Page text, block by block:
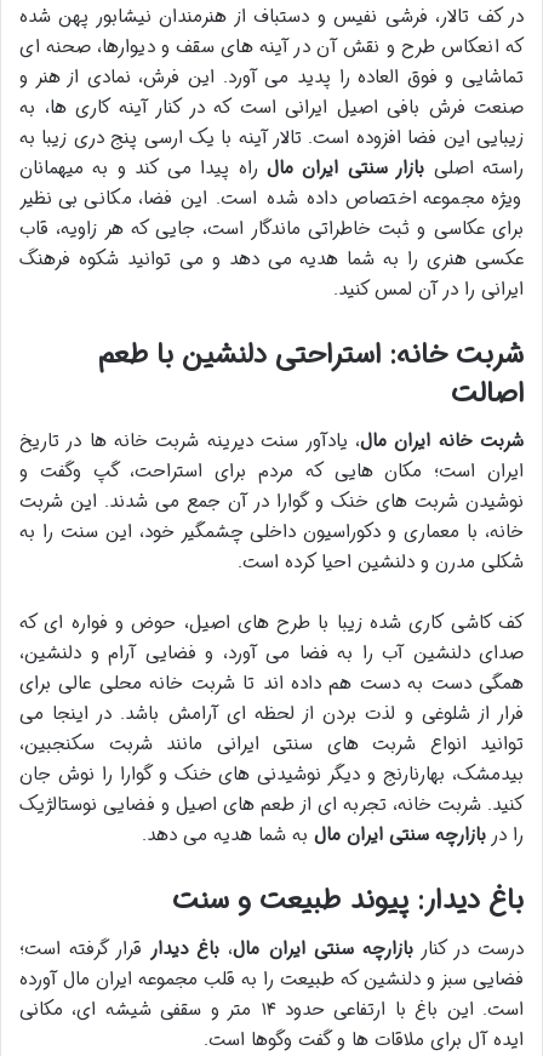
در کف تالار، فرشی نفیس و دستباف از هنرمندان نیشابور پهن شده
که انعکاس طرح و نقش آن در آینه های سقف و دیوارها، صحنه ای
تماشایی و فوق العاده را پدید می آورد. این فرش، نمادی از هنر و
صنعت فرش بافی اصیل ایرانی است که در کنار آینه کاری ها، به
زیبایی این فضا افزوده است. تالار آینه با یک ارسی پنج دری زیبا به
راسته اصلی بازار سنتی ایران مال راه پیدا می کند و به میهمانان
ویژه مجموعه اختصاص داده شده است. این فضا، مکانی بی نظیر
برای عکاسی و ثبت خاطراتی ماندگار است، جایی که هر زاویه، قاب
عکسی هنری را به شما هدیه می دهد و می توانید شکوه فرهنگ
ایرانی را در آن لمس کنید.
شربت خانه: استراحتی دلنشین با طعم
اصالت
شربت خانه ایران مال، یادآور سنت دیرینه شربت خانه ها در تاریخ
ایران است؛ مکان هایی که مردم برای استراحت، گپ وگفت و
نوشیدن شربت های خنک و گوارا در آن جمع می شدند. این شربت
خانه، با معماری و دکوراسیون داخلی چشمگیر خود، این سنت را به
شکلی مدرن و دلنشین احیا کرده است.
کف کاشی کاری شده زیبا با طرح های اصیل، حوض و فواره ای که
صدای دلنشین آب را به فضا می آورد، و فضایی آرام و دلنشین،
همگی دست به دست هم داده اند تا شربت خانه محلی عالی برای
فرار از شلوغی و لذت بردن از لحظه ای آرامش باشد. در اینجا می
توانید انواع شربت های سنتی ایرانی مانند شربت سکنجبین،
بیدمشک، بهارنارنج و دیگر نوشیدنی های خنک و گوارا را نوش جان
کنید. شربت خانه، تجربه ای از طعم های اصیل و فضایی نوستالژیک
را در بازارچه سنتی ایران مال به شما هدیه می دهد.
باغ دیدار: پیوند طبیعت و سنت
درست در کناربازارچه سنتی ایران مال، باغ دیدار قرار گرفته است؛
فضایی سبز و دلنشین که طبیعت را به قلب مجموعه ایران مال آورده
است. این باغ با ارتفاعی حدود ۱۴ متر و سقفی شیشه ای، مکانی
ایده آل برای ملاقات ها و گفت وگوها است.